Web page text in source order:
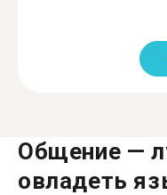
Общение —
овладеть